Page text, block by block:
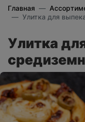
Главная
Улитка для
Улитка